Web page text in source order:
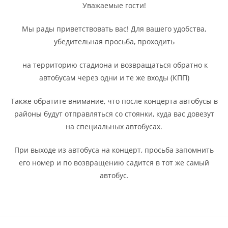
Уважаемые гости!
Мы рады приветствовать вас! Для вашего удобства,
убедительная просьба, проходить
на территорию стадиона и возвращаться обратно к
автобусам через одни и те же входы (КПП)
Также обратите внимание, что после концерта автобусы в
районы будут отправляться со стоянки, куда вас довезут
на специальных автобусах.
При выходе из автобуса на концерт, просьба запомнить
его номер и по возвращению садится в тот же самый
автобус.